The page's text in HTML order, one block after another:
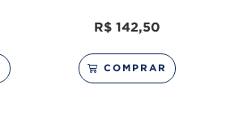
R$ 142,50
COMPRAR